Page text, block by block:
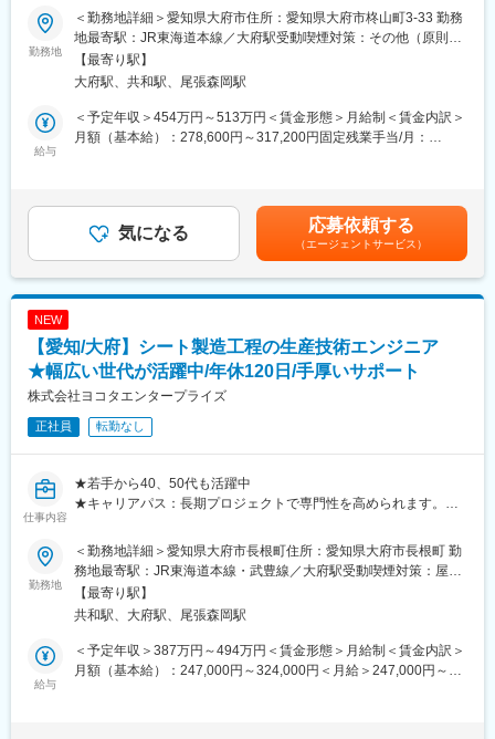
本駅、亀山駅(兵庫県)、はりま勝原駅、ひめじ別所駅、山陽曽根
駅、日岡駅、土山駅、東二見駅、大久保駅(兵庫県)、西明石駅、西
新町駅、新神戸駅、山陽姫路駅、尼崎駅(東海道本線)、西宮駅、静
岡駅、浜松駅、熱海駅、三島駅、東静岡駅、中央前橋駅、東武宇
都宮駅、偕楽園駅、甲府駅、権堂駅、下野代駅、京都駅、岐阜
駅、近鉄奈良駅、和歌山市駅、広島駅、福山駅、横川駅、西条駅
(広島県)、五日市駅、矢野駅、下祇園駅、呉駅、尾道駅、西高屋
駅、後楽園駅、王子駅前駅、西日暮里駅(舎人ライナー)、日暮里駅
(舎人ライナー)、越中島駅、九段下駅、松原駅(東京都)、東池袋
駅、北品川駅、とうきょうスカイツリー駅、桜台駅(東京都)、宮の
駅、神奈川新町駅、緑町駅、松田駅、五百羅漢駅、江ノ島駅、川
八幡駅(都営線)、市川真間駅、仲ノ町駅、名古屋駅、栄町駅(愛知
県)、名鉄一宮駅、東山公園駅(愛知県)、新豊橋駅、新豊田駅、赤
岩口駅、伊奈駅、半田駅、多屋駅、ハーバーランド駅、西江井ケ
松駅、三島広小路駅、長沼駅(静岡県)、名鉄岐阜駅、横川駅(広島
県)、広電五日市駅、山頂駅(千光寺山)、広電廿日市駅、紙屋町東
暮里駅、明大前駅、都電雑司ケ谷駅、高輪台駅、豊島園駅(都営
線)、西武園駅、京成上野駅、高島町駅、井細田駅、湘南江の島
駅、名鉄名古屋駅、矢場町駅、西一宮駅、駅前駅、競輪場前駅(愛
知県)、高速神戸駅、風の丘中間駅、日吉町駅、第一通り駅、柚木
駅(静岡鉄道線)、猿猴橋町駅、横川一丁目駅、修大協創中高前駅、
山陽女学園前駅、立町駅、西大寺町・岡山芸術創造劇場ハレノワ
■業務内容：
精神・知的障がいがある方々が利用する就労支援B型施設運営にあ
たって、施設長兼サービス管理責任者としてのお仕事をしていた
だきます。
■業務詳細：
・利用者の見学対応
・個別支援計画書、運営マニュアルの作成
・アセスメントの習得
・モニタリングで利用者の状態把握
・自治体をはじめ関係機関との調整
モデルの構築を目指している、とてもユニークで志の高い企業で
す。
変更の範囲：会社の定める業務
勤務地
＜勤務地詳細＞愛知県大府市住所：愛知県大府市柊山町3-33 勤務
地最寄駅：JR東海道本線／大府駅受動喫煙対策：その他（原則禁
煙（分煙））変更の範囲：会社の定める事業所
【最寄り駅】
大府駅、共和駅、尾張森岡駅
給与
＜予定年収＞454万円～513万円＜賃金形態＞月給制＜賃金内訳＞
月額（基本給）：278,600円～317,200円固定残業手当/月：
詳細は、経験、前職給によって決定致します。■賞与：年2回（5
月、11月）■昇給：年1回（10月）賃金はあくまでも目安の金額で
あり、選考を通じて上下する可能性があります。月給(月額)は固定
手当を含めた表記です。
気になる 応募依頼する
（エージェントサービス）
NEW
【愛知/大府】シート製造工程の生産技術エンジニア
★幅広い世代が活躍中/年休120日/手厚いサポート
株式会社ヨコタエンタープライズ
正社員 転勤なし
仕事内容
★若手から40、50代も活躍中
★キャリアパス：長期プロジェクトで専門性を高められます。希
成を支援します。
★成長できる環境：担当者面談やヨコタアカデミーでの研修提案
により、将来像に沿ったスキル習得が可能。資格取得支援や社内
転職制度も整備され、挑戦を後押しします。
■仕事内容：
自動車のシート部品の製造を行っている工場にて、生産性向上・
コスト削減・品質改善を目的とした生産技術業務を担当していた
勤務地
＜勤務地詳細＞愛知県大府市長根町住所：愛知県大府市長根町 勤
務地最寄駅：JR東海道本線・武豊線／大府駅受動喫煙対策：屋内
全面禁煙変更の範囲：会社の定める事業所
【最寄り駅】
共和駅、大府駅、尾張森岡駅
給与
＜予定年収＞387万円～494万円＜賃金形態＞月給制＜賃金内訳＞
月額（基本給）：247,000円～324,000円＜月給＞247,000円～